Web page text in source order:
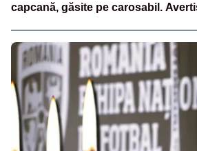
capcană, găsite pe carosabil.